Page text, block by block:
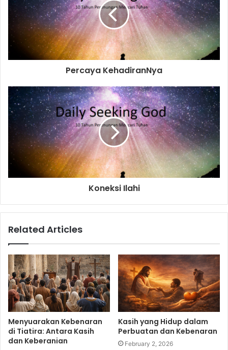
a
d
e
s
s
Percaya KehadiranNya
Koneksi Ilahi
Related Articles
Menyuarakan Kebenaran
di Tiatira: Antara Kasih
dan Keberanian
Kasih yang Hidup dalam
Perbuatan dan Kebenaran
February 2, 2026